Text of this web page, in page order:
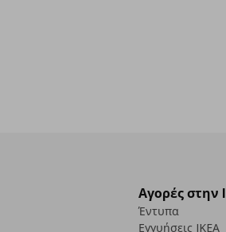
Αγορές στην
Έντυπα
Εγγυήσεις IKEA